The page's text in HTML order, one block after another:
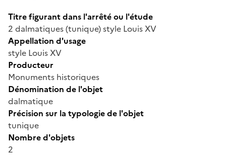
Titre figurant dans l'arrêté ou l'étude
2 dalmatiques (tunique) style Louis XV
Appellation d'usage
style Louis XV
Producteur
Monuments historiques
Dénomination de l'objet
dalmatique
Précision sur la typologie de l'objet
tunique
Nombre d'objets
2